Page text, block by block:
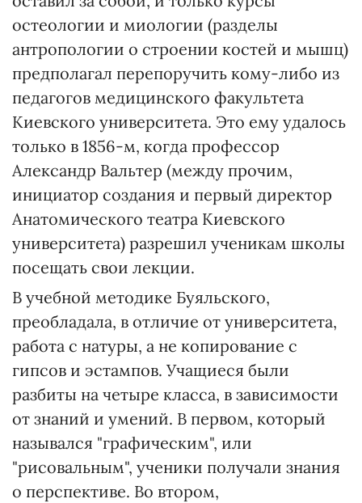
остеологии и миологии (разделы
антропологии о строении костей и мышц)
предполагал перепоручить кому-либо из
педагогов медицинского факультета
Киевского университета. Это ему удалось
только в 1856-м, когда профессор
Александр Вальтер (между прочим,
инициатор создания и первый директор
Анатомического театра Киевского
университета) разрешил ученикам школы
посещать свои лекции.
В учебной методике Буяльского,
преобладала, в отличие от университета,
работа с натуры, а не копирование с
гипсов и эстампов. Учащиеся были
разбиты на четыре класса, в зависимости
от знаний и умений. В первом, который
назывался "графическим", или
"рисовальным", ученики получали знания
о перспективе. Во втором,